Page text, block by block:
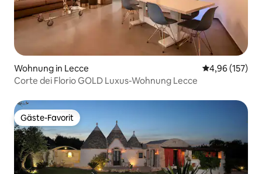
Wohnung in Lecce
4,96 (157)
Corte dei Florio GOLD Luxus-Wohnung Lecce
Gäste-Favorit
Gäste-Favorit